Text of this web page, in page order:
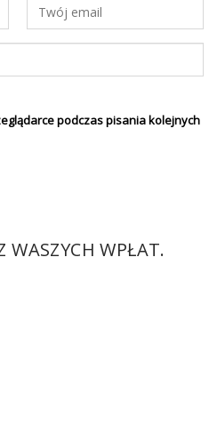
podczas pisania kolejnych
WASZYCH WPŁAT.